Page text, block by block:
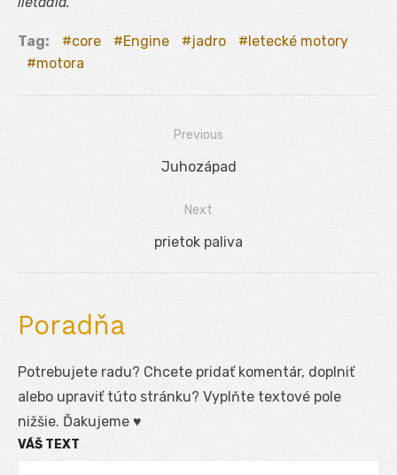
Tag: core Engine jadro
letecké motory
motora
Previous
Previous
Juhozápad
Next
Next
prietok paliva
Poradňa
Potrebujete radu? Chcete pridať komentár, doplniť
alebo upraviť túto stránku? Vyplňte textové pole
nižšie. Ďakujeme ♥
VÁŠ TEXT